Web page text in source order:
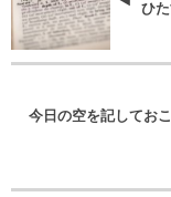
ひ
今日の空を記してお